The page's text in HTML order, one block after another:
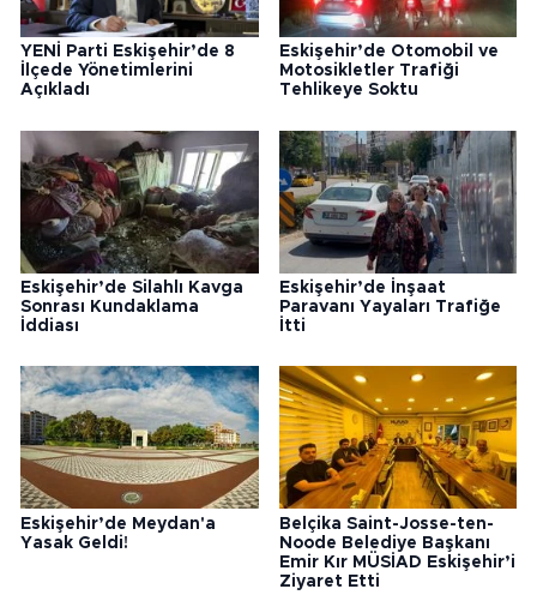
YENİ Parti Eskişehir’de 8
İlçede Yönetimlerini
Açıkladı
Eskişehir’de Otomobil ve
Motosikletler Trafiği
Tehlikeye Soktu
Eskişehir’de Silahlı Kavga
Sonrası Kundaklama
İddiası
Eskişehir’de İnşaat
Paravanı Yayaları Trafiğe
İtti
Eskişehir’de Meydan'a
Yasak Geldi!
Belçika Saint-Josse-ten-
Noode Belediye Başkanı
Emir Kır MÜSİAD Eskişehir’i
Ziyaret Etti